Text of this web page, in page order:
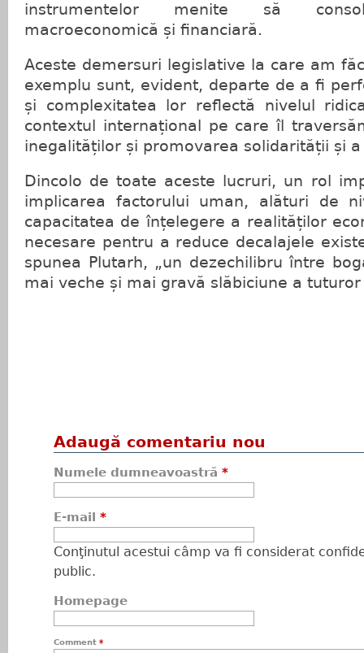
instrumentelor menite să
macroeconomică și financiară.
Aceste demersuri legislative la care am
exemplu sunt, evident, departe de a fi
și complexitatea lor reflectă nivelul
contextul internațional pe care îl
inegalităților și promovarea solidarității și
Dincolo de toate aceste lucruri, un rol
implicarea factorului uman, alături de
capacitatea de înțelegere a realităților
necesare pentru a reduce decalajele
spunea Plutarh, „un dezechilibru între
mai veche și mai gravă slăbiciune a
Adaugă comentariu nou
Numele dumneavoastră *
E-mail *
Conţinutul acestui câmp va fi considerat
public.
Homepage
Comment *